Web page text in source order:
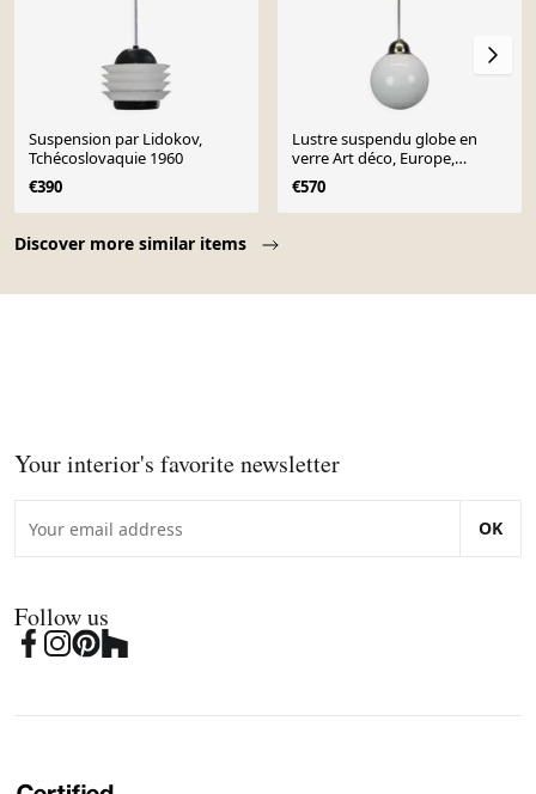
Discover more similar items
Suspension par Lidokov,
Tchécoslovaquie 1960
€390
Lustre suspendu globe en
verre Art déco, Europe,
années 1930
€570
Your interior's favorite newsletter
OK
Follow us